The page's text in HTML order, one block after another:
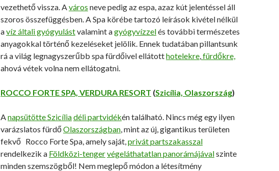
vezethető vissza. Aváros neve pedig az espa, azaz kút jelentéssel áll
szoros összefüggésben. A Spa körébe tartozó leírások kivétel nélkül
avíz általi gyógyulástvalamint agyógyvízzelés további természetes
anyagokkal történő kezeléseket jelölik. Ennek tudatában pillantsunk
rá a világ legnagyszerűbb spa fürdőivel ellátotthotelekre,fürdőkre,
ahová vétek volna nem ellátogatni.
ROCCO FORTE SPA, VERDURA RESORT (Szicília, Olaszország)
Anapsütötte Szicíliadéli partvidékén található. Nincs még egy ilyen
varázslatos fürdőOlaszországban, mint az új, gigantikus területen
fekvő Rocco Forte Spa, amely saját,privát partszakasszal
rendelkezik a Földközi-tengervégeláthatatlan panorámájávalszinte
minden szemszögből! Nem meglepő módon a létesítmény